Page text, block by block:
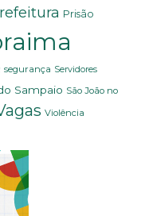
Prisão
segurança Servidores
Sampaio São João no
Violência